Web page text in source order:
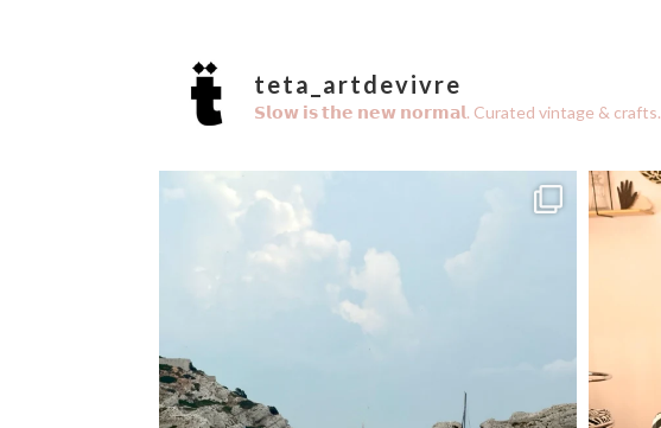
teta_artdevivre
𝗦𝗹𝗼𝘄 𝗶𝘀 𝘁𝗵𝗲 𝗻𝗲𝘄 𝗻𝗼𝗿𝗺𝗮𝗹. Curated vintage & crafts.